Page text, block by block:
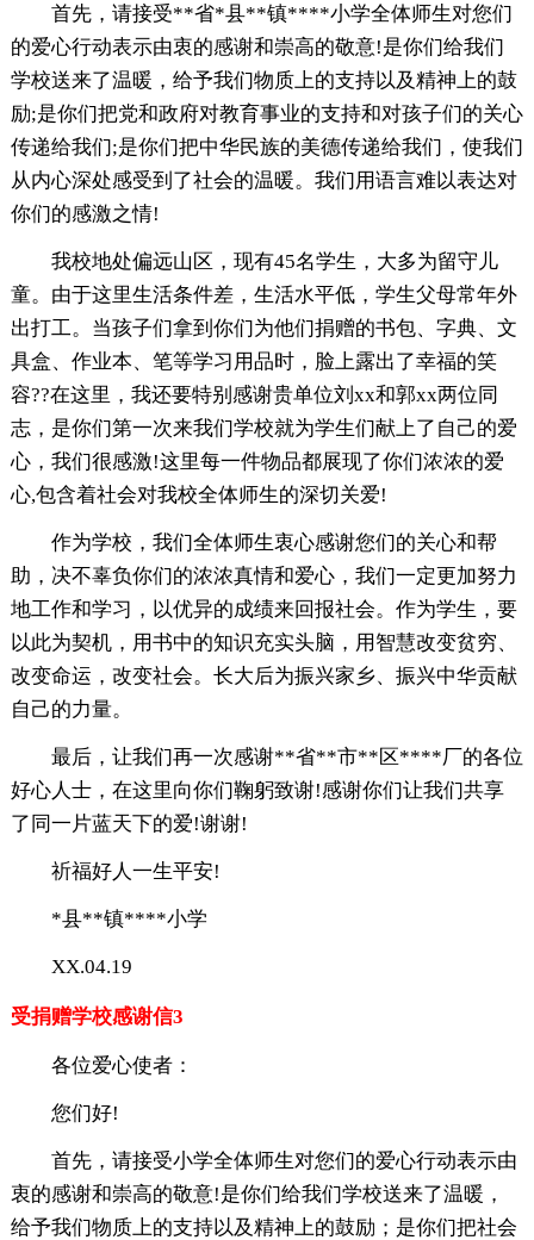
首先，请接受**省*县**镇****小学全体师生对您们
的爱心行动表示由衷的感谢和崇高的敬意!是你们给我们
学校送来了温暖，给予我们物质上的支持以及精神上的鼓
励;是你们把党和政府对教育事业的支持和对孩子们的关心
传递给我们;是你们把中华民族的美德传递给我们，使我们
从内心深处感受到了社会的温暖。我们用语言难以表达对
你们的感激之情!
我校地处偏远山区，现有45名学生，大多为留守儿
童。由于这里生活条件差，生活水平低，学生父母常年外
出打工。当孩子们拿到你们为他们捐赠的书包、字典、文
具盒、作业本、笔等学习用品时，脸上露出了幸福的笑
容??在这里，我还要特别感谢贵单位刘xx和郭xx两位同
志，是你们第一次来我们学校就为学生们献上了自己的爱
心，我们很感激!这里每一件物品都展现了你们浓浓的爱
心,包含着社会对我校全体师生的深切关爱!
作为学校，我们全体师生衷心感谢您们的关心和帮
助，决不辜负你们的浓浓真情和爱心，我们一定更加努力
地工作和学习，以优异的成绩来回报社会。作为学生，要
以此为契机，用书中的知识充实头脑，用智慧改变贫穷、
改变命运，改变社会。长大后为振兴家乡、振兴中华贡献
自己的力量。
最后，让我们再一次感谢**省**市**区****厂的各位
好心人士，在这里向你们鞠躬致谢!感谢你们让我们共享
了同一片蓝天下的爱!谢谢!
祈福好人一生平安!
*县**镇****小学
XX.04.19
受捐赠学校感谢信3
各位爱心使者：
您们好!
首先，请接受小学全体师生对您们的爱心行动表示由
衷的感谢和崇高的敬意!是你们给我们学校送来了温暖，
给予我们物质上的支持以及精神上的鼓励；是你们把社会